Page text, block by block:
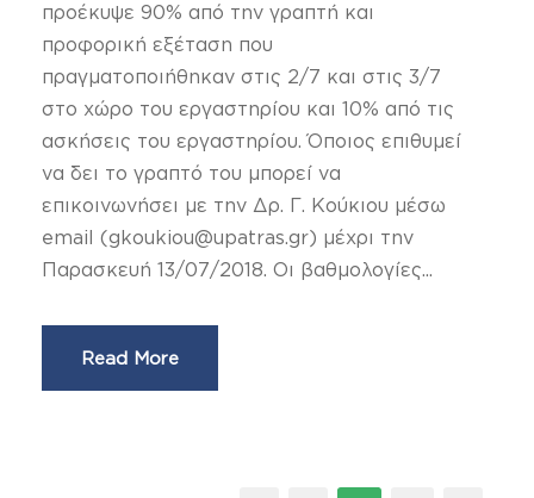
προέκυψε 90% από την γραπτή και
προφορική εξέταση που
πραγματοποιήθηκαν στις 2/7 και στις 3/7
στο χώρο του εργαστηρίου και 10% από τις
ασκήσεις του εργαστηρίου. Όποιος επιθυμεί
να δει το γραπτό του μπορεί να
επικοινωνήσει με την Δρ. Γ. Κούκιου μέσω
email (gkoukiou@upatras.gr) μέχρι την
Παρασκευή 13/07/2018. Οι βαθμολογίες...
Read More